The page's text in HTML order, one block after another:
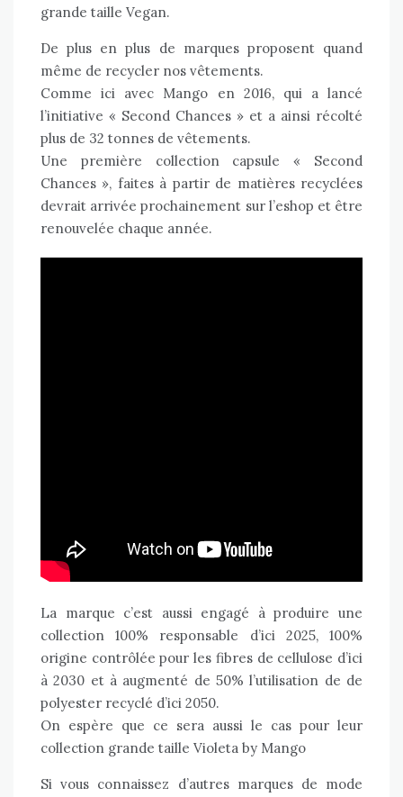
grande taille Vegan.
De plus en plus de marques proposent quand
même de recycler nos vêtements.
Comme ici avec Mango en 2016, qui a lancé
l’initiative « Second Chances » et a ainsi récolté
plus de 32 tonnes de vêtements.
Une première collection capsule « Second
Chances », faites à partir de matières recyclées
devrait arrivée prochainement sur l’eshop et être
renouvelée chaque année.
La marque c’est aussi engagé à produire une
collection 100% responsable d’ici 2025, 100%
origine contrôlée pour les fibres de cellulose d’ici
à 2030 et à augmenté de 50% l’utilisation de de
polyester recyclé d’ici 2050.
On espère que ce sera aussi le cas pour leur
collection grande taille Violeta by Mango
Si vous connaissez d’autres marques de mode